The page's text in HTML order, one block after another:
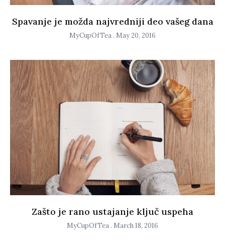
Spavanje je možda najvredniji deo vašeg dana
MyCupOfTea May 20, 2016
Zašto je rano ustajanje ključ uspeha
MyCupOfTea March 18, 2016